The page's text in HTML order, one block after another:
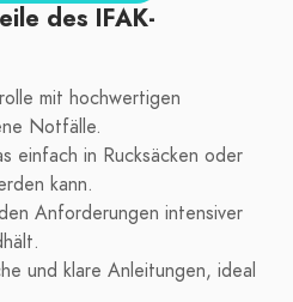
des IFAK-
mit hochwertigen
Notfälle.
einfach in Rucksäcken oder
kann.
Anforderungen intensiver
und klare Anleitungen, ideal